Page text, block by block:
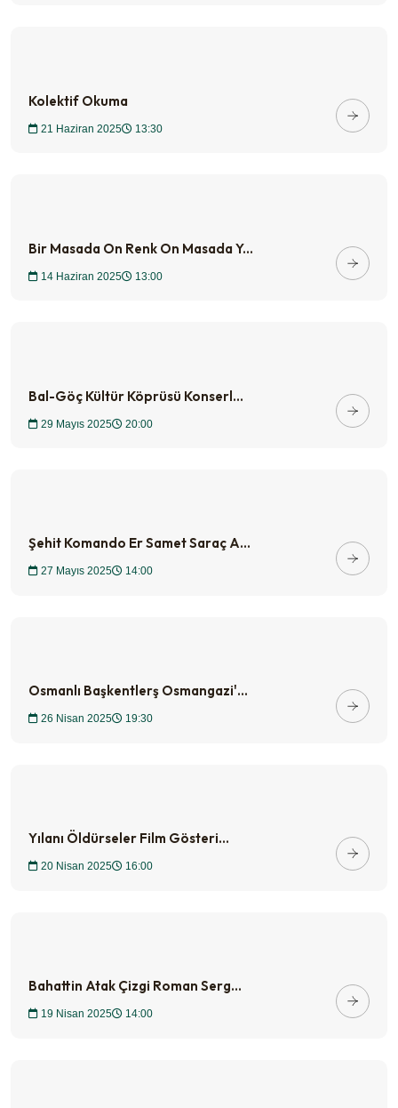
Kolektif Okuma
21 Haziran 2025 13:30
Bir Masada On Renk On Masada Y...
14 Haziran 2025 13:00
Bal-Göç Kültür Köprüsü Konserl...
29 Mayıs 2025 20:00
Şehit Komando Er Samet Saraç A...
27 Mayıs 2025 14:00
Osmanlı Başkentlerş Osmangazi'...
26 Nisan 2025 19:30
Yılanı Öldürseler Film Gösteri...
20 Nisan 2025 16:00
Bahattin Atak Çizgi Roman Serg...
19 Nisan 2025 14:00